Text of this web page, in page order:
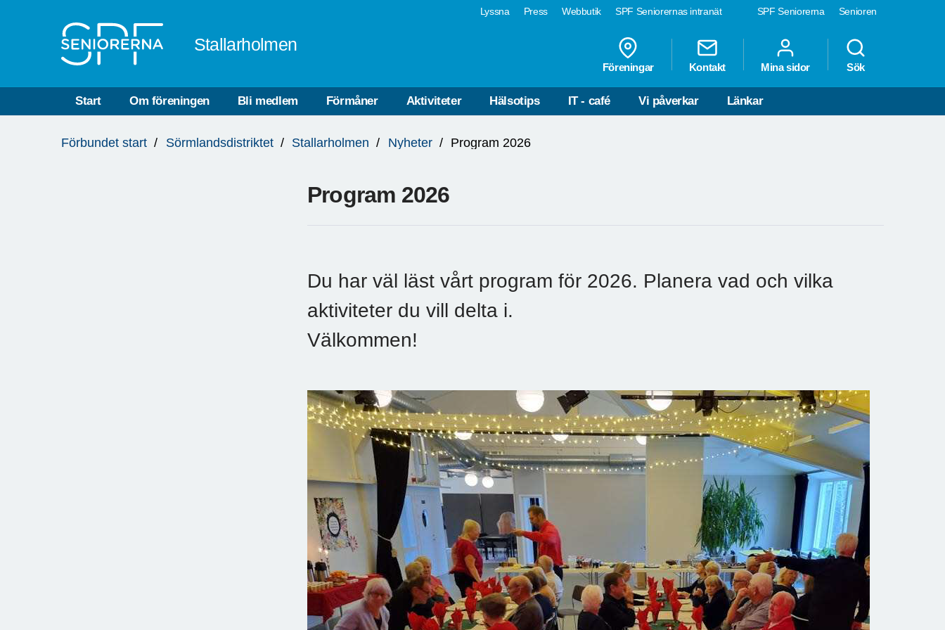
SPF Seniorerna Senioren
Lyssna Press Webbutik SPF Seniorernas intranät
Stallarholmen
Föreningar Kontakt Mina sidor Sök
Start Om föreningen Bli medlem Förmåner Aktiviteter Hälsotips IT - café Vi påverkar Länkar
är
Förbundet start Sörmlandsdistriktet Stallarholmen Nyheter Program 2026
Program 2026
Du har väl läst vårt program för 2026. Planera vad och vilka
aktiviteter du vill delta i.
Välkommen!